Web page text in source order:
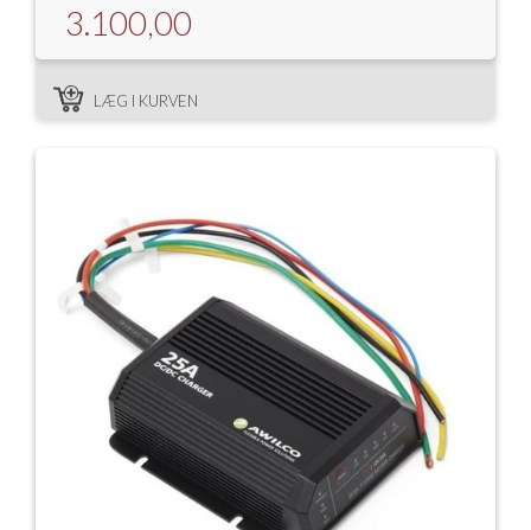
3.100,00
LÆG I KURVEN